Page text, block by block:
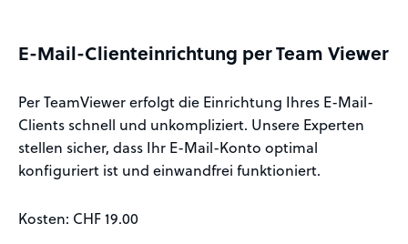
E-Mail-Clienteinrichtung per Team Viewer
Per TeamViewer erfolgt die Einrichtung Ihres E-Mail-
Clients schnell und unkompliziert. Unsere Experten
stellen sicher, dass Ihr E-Mail-Konto optimal
konfiguriert ist und einwandfrei funktioniert.
Kosten: CHF 19.00